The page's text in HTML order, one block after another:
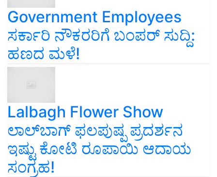
Government Employees
ಸರ್ಕಾರಿ ನೌಕರರಿಗೆ ಬಂಪರ್‌ ಸುದ್ದಿ:
ಹಣದ ಮಳೆ!
Lalbagh Flower Show
ಲಾಲ್‌ಬಾಗ್ ಫಲಪುಷ್ಪ ಪ್ರದರ್ಶನ
ಇಷ್ಟು ಕೋಟಿ ರೂಪಾಯಿ ಆದಾಯ
ಸಂಗ್ರಹ!